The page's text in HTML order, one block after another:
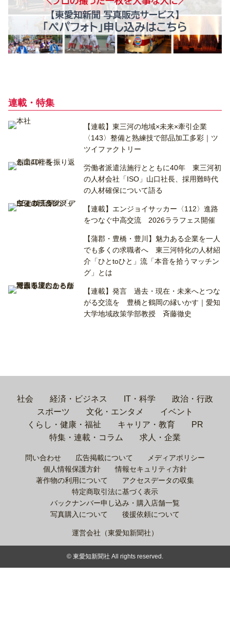
連載・特集
【連載】東三河の地域×未来×牽引企業
〈143〉整備と熟練技で部品加工多彩｜ツ
ツイファクトリー
労働者派遣法施行とともに40年 東三河初
の人材会社「ISO」山口社長、採用難時代
の人材確保について語る
【連載】エンジョイサッカー〈112〉進路
をつなぐ中高交流 2026ララフェス開催
【蒲郡・豊橋・豊川】魅力ある企業を一人
でも多くの求職者へ 東三河特化の人材紹
介「ひとtoひと」流「本音を拾うマッチン
グ」とは
【連載】発言 過去・現在・未来へとつな
がる交流を 豊橋と鶴岡の縁いかす｜愛知
大学地域政策学部教授 斉藤徹史
社会 経済・ビジネス IT・科学
政治・行政
スポーツ
文化・エンタメ
イベント
くらし・健康・福祉
キャリア・教育
PR
特集・連載・コラム
求人・企業
問い合わせ 広告掲載について
メディアポリシー
個人情報保護方針
情報セキュリティ方針
著作物の利用について
アクセスデータの収集
特定商取引法に基づく表示
バックナンバー申し込み・購入店舗一覧
写真購入について
後援依頼について
運営会社（東愛知新聞社）
© 東愛知新聞社 All rights reserved.